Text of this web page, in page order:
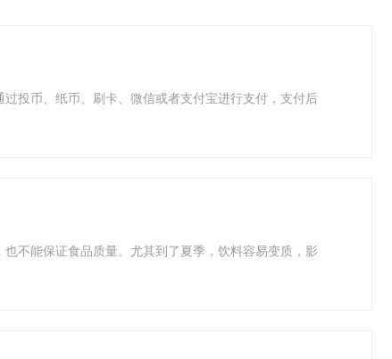
投币、纸币、刷卡、微信或者支付宝进行支付，支付后
不能保证食品质量。尤其到了夏季，饮料容易变质，影